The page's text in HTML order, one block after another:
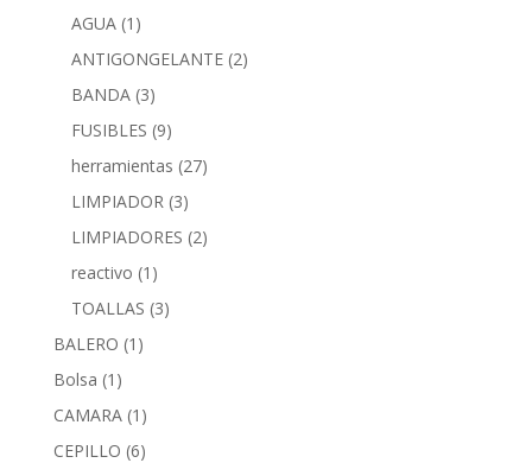
AGUA (1)
ANTIGONGELANTE (2)
BANDA (3)
FUSIBLES (9)
herramientas (27)
LIMPIADOR (3)
LIMPIADORES (2)
reactivo (1)
TOALLAS (3)
BALERO (1)
Bolsa (1)
CAMARA (1)
CEPILLO (6)